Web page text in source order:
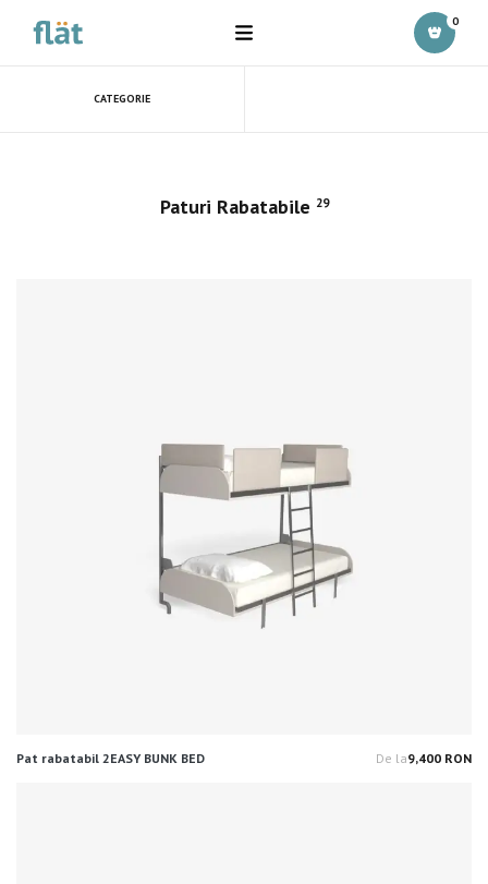
0
CATEGORIE
Paturi Rabatabile 29
Pat rabatabil 2EASY BUNK BED De la9,400 RON